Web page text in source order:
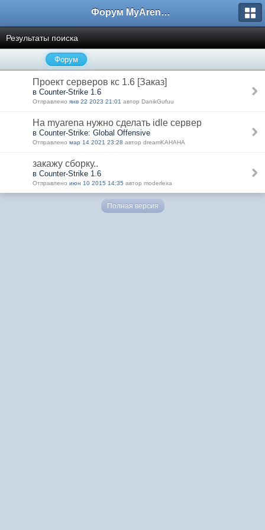
Форум MyArena.ru
Результаты поиска
Форум
Проект серверов кс 1.6 [Заказ]
в Counter-Strike 1.6
Отправлено янв 22 2023 21:01 автор DanikGufuu
На myarena нужно сделать idle сервер
в Counter-Strike: Global Offensive
Отправлено мар 14 2021 23:28 автор dreamKAHAHA
закажу сборку..
в Counter-Strike 1.6
Отправлено июн 10 2015 14:35 автор moderlexa
Полная версия